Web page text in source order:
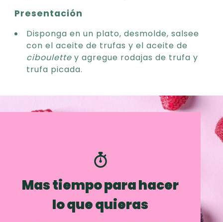
Presentación
Disponga en un plato, desmolde, salsee
con el aceite de trufas y el aceite de
ciboulette y agregue rodajas de trufa y
trufa picada.
Mas tiempo para hacer
lo que quieras